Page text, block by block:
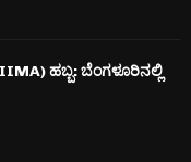
ಹಬ್ಬ: ಬೆಂಗಳೂರಿನಲ್ಲಿ